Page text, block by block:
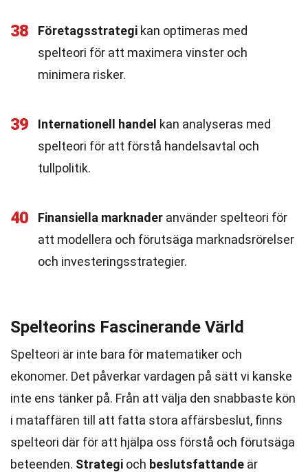
38 Företagsstrategi kan optimeras med
spelteori för att maximera vinster och
minimera risker.
39 Internationell handel kan analyseras med
spelteori för att förstå handelsavtal och
tullpolitik.
40 Finansiella marknader använder spelteori för
att modellera och förutsäga marknadsrörelser
och investeringsstrategier.
Spelteorins Fascinerande Värld
Spelteori är inte bara för matematiker och
ekonomer. Det påverkar vardagen på sätt vi kanske
inte ens tänker på. Från att välja den snabbaste kön
i mataffären till att fatta stora affärsbeslut, finns
spelteori där för att hjälpa oss förstå och förutsäga
beteenden. Strategi och beslutsfattande är